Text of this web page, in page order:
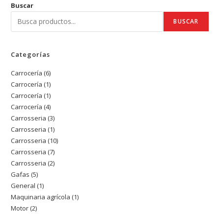
Buscar
BUSCAR
Categorías
Carrocería 66
productos
Carrocería 11
producto
Carrocería 11
producto
Carrocería 44
productos
Carrosseria 33
productos
Carrosseria 11
producto
Carrosseria 1010
Carrosseria 77
productos
Carrosseria 22
Gafas 55
productos
General 11
producto
Maquinaria agrícola 11
Motor 22